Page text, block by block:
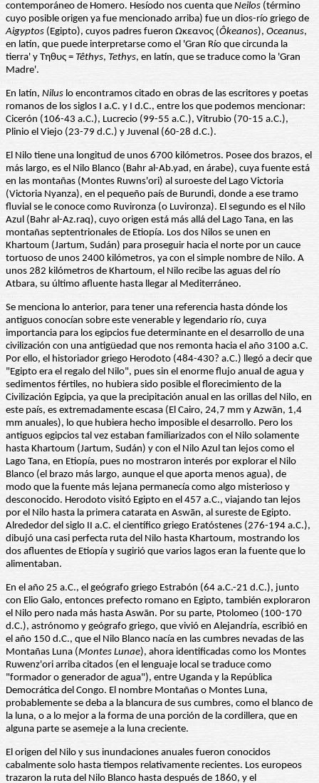
contemporáneo de Homero. Hesíodo nos cuenta que Neilos (término
cuyo posible origen ya fue mencionado arriba) fue un dios-río griego de
Aigyptos (Egipto), cuyos padres fueron Ωκεανος (Ôkeanos), Oceanus,
en latín, que puede interpretarse como el 'Gran Río que circunda la
tierra' y Τηθυς = Têthys, Tethys, en latín, que se traduce como la 'Gran
Madre'.
En latín, Nilus lo encontramos citado en obras de las escritores y poetas
romanos de los siglos I a.C. y I d.C., entre los que podemos mencionar:
Cicerón (106-43 a.C.), Lucrecio (99-55 a.C.), Vitrubio (70-15 a.C.),
Plinio el Viejo (23-79 d.C.) y Juvenal (60-28 d.C.).
El Nilo tiene una longitud de unos 6700 kilómetros. Posee dos brazos, el
más largo, es el Nilo Blanco (Bahr al-Ab.yad, en árabe), cuya fuente está
en las montañas (Montes Ruwns'ori) al suroeste del Lago Victoria
(Victoria Nyanza), en el pequeño país de Burundi, donde a ese tramo
fluvial se le conoce como Ruvironza (o Luvironza). El segundo es el Nilo
Azul (Bahr al-Az.raq), cuyo origen está más allá del Lago Tana, en las
montañas septentrionales de Etiopía. Los dos Nilos se unen en
Khartoum (Jartum, Sudán) para proseguir hacia el norte por un cauce
tortuoso de unos 2400 kilómetros, ya con el simple nombre de Nilo. A
unos 282 kilómetros de Khartoum, el Nilo recibe las aguas del río
Atbara, su último afluente hasta llegar al Mediterráneo.
Se menciona lo anterior, para tener una referencia hasta dónde los
antiguos conocían sobre este venerable y legendario río, cuya
importancia para los egipcios fue determinante en el desarrollo de una
civilización con una antigüedad que nos remonta hacia el año 3100 a.C.
Por ello, el historiador griego Herodoto (484-430? a.C.) llegó a decir que
"Egipto era el regalo del Nilo", pues sin el enorme flujo anual de agua y
sedimentos fértiles, no hubiera sido posible el florecimiento de la
Civilización Egipcia, ya que la precipitación anual en las orillas del Nilo, en
este país, es extremadamente escasa (El Cairo, 24,7 mm y Azwān, 1,4
mm anuales), lo que hubiera hecho imposible el desarrollo. Pero los
antiguos egipcios tal vez estaban familiarizados con el Nilo solamente
hasta Khartoum (Jartum, Sudán) y con el Nilo Azul tan lejos como el
Lago Tana, en Etiopía, pues no mostraron interés por explorar el Nilo
Blanco (el brazo más largo, aunque el que aporta menos agua), de
modo que la fuente más lejana permanecía como algo misterioso y
desconocido. Herodoto visitó Egipto en el 457 a.C., viajando tan lejos
por el Nilo hasta la primera catarata en Aswān, al sureste de Egipto.
Alrededor del siglo II a.C. el científico griego Eratóstenes (276-194 a.C.),
dibujó una casi perfecta ruta del Nilo hasta Khartoum, mostrando los
dos afluentes de Etiopía y sugirió que varios lagos eran la fuente que lo
alimentaban.
En el año 25 a.C., el geógrafo griego Estrabón (64 a.C.-21 d.C.), junto
con Elio Galo, entonces prefecto romano en Egipto, también exploraron
el Nilo pero nada más hasta Aswān. Por su parte, Ptolomeo (100-170
d.C.), astrónomo y geógrafo griego, que vivió en Alejandría, escribió en
el año 150 d.C., que el Nilo Blanco nacía en las cumbres nevadas de las
Montañas Luna (Montes Lunae), ahora identificadas como los Montes
Ruwenz'ori arriba citados (en el lenguaje local se traduce como
"formador o generador de agua"), entre Uganda y la República
Democrática del Congo. El nombre Montañas o Montes Luna,
probablemente se deba a la blancura de sus cumbres, como el blanco de
la luna, o a lo mejor a la forma de una porción de la cordillera, que en
alguna parte se asemeje a la luna creciente.
El origen del Nilo y sus inundaciones anuales fueron conocidos
cabalmente solo hasta tiempos relativamente recientes. Los europeos
trazaron la ruta del Nilo Blanco hasta después de 1860, y el